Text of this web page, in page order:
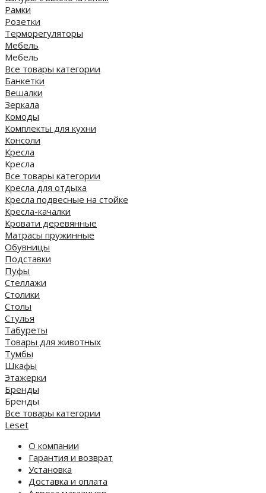
Рамки
Розетки
Терморегуляторы
Мебель
Мебель
Все товары категории
Банкетки
Вешалки
Зеркала
Комоды
Комплекты для кухни
Консоли
Кресла
Кресла
Все товары категории
Кресла для отдыха
Кресла подвесные на стойке
Кресла-качалки
Кровати деревянные
Матрасы пружинные
Обувницы
Подставки
Пуфы
Стеллажи
Столики
Столы
Стулья
Табуреты
Товары для животных
Тумбы
Шкафы
Этажерки
Бренды
Бренды
Все товары категории
Leset
О компании
Гарантия и возврат
Установка
Доставка и оплата